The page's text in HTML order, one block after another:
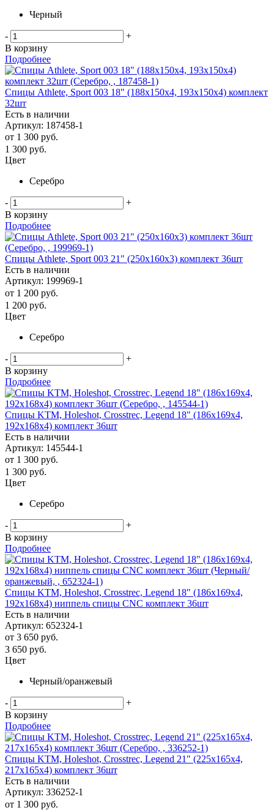
Черный
-
+
В корзину
Подробнее
Спицы Athlete, Sport 003 18" (188х150х4, 193х150х4) комплект
32шт
Есть в наличии
Артикул: 187458-1
от 1 300 руб.
1 300 руб.
Цвет
Серебро
-
+
В корзину
Подробнее
Спицы Athlete, Sport 003 21" (250х160х3) комплект 36шт
Есть в наличии
Артикул: 199969-1
от 1 200 руб.
1 200 руб.
Цвет
Серебро
-
+
В корзину
Подробнее
Спицы KTM, Holeshot, Crosstrec, Legend 18" (186х169х4,
192х168х4) комплект 36шт
Есть в наличии
Артикул: 145544-1
от 1 300 руб.
1 300 руб.
Цвет
Серебро
-
+
В корзину
Подробнее
Спицы KTM, Holeshot, Crosstrec, Legend 18" (186х169х4,
192х168х4) ниппель cпицы CNC комплект 36шт
Есть в наличии
Артикул: 652324-1
от 3 650 руб.
3 650 руб.
Цвет
Черный/оранжевый
-
+
В корзину
Подробнее
Спицы KTM, Holeshot, Crosstrec, Legend 21" (225х165х4,
217х165х4) комплект 36шт
Есть в наличии
Артикул: 336252-1
от 1 300 руб.